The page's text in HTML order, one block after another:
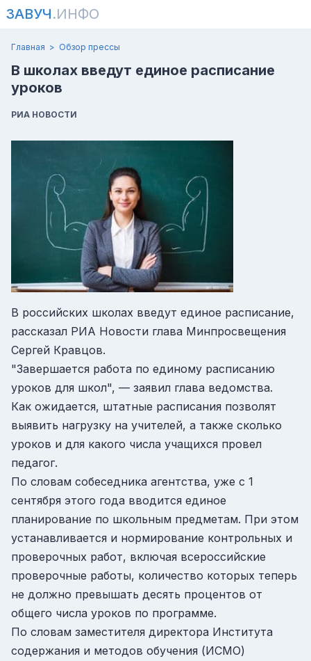
ЗАВУЧ.ИНФО
Главная Обзор прессы
В школах введут единое расписание
уроков
РИА НОВОСТИ
В российских школах введут единое расписание,
рассказал РИА Новости глава Минпросвещения
Сергей Кравцов.
"Завершается работа по единому расписанию
уроков для школ", — заявил глава ведомства.
Как ожидается, штатные расписания позволят
выявить нагрузку на учителей, а также сколько
уроков и для какого числа учащихся провел
педагог.
По словам собеседника агентства, уже с 1
сентября этого года вводится единое
планирование по школьным предметам. При этом
устанавливается и нормирование контрольных и
проверочных работ, включая всероссийские
проверочные работы, количество которых теперь
не должно превышать десять процентов от
общего числа уроков по программе.
По словам заместителя директора Института
содержания и методов обучения (ИСМО)